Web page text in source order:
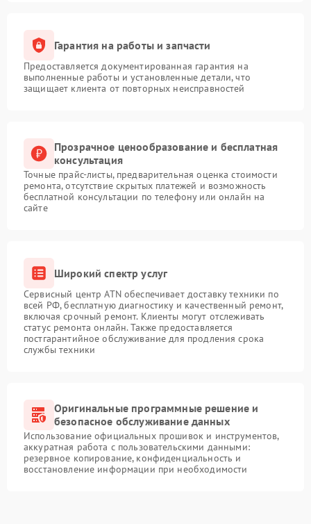
Гарантия на работы и запчасти
Предоставляется документированная гарантия на
выполненные работы и установленные детали, что
защищает клиента от повторных неисправностей
Прозрачное ценообразование и бесплатная
консультация
Точные прайс-листы, предварительная оценка стоимости
ремонта, отсутствие скрытых платежей и возможность
бесплатной консультации по телефону или онлайн на
сайте
Широкий спектр услуг
Сервисный центр ATN обеспечивает доставку техники по
всей РФ, бесплатную диагностику и качественный ремонт,
включая срочный ремонт. Клиенты могут отслеживать
статус ремонта онлайн. Также предоставляется
постгарантийное обслуживание для продления срока
службы техники
Оригинальные программные решение и
безопасное обслуживание данных
Использование официальных прошивок и инструментов,
аккуратная работа с пользовательскими данными:
резервное копирование, конфиденциальность и
восстановление информации при необходимости